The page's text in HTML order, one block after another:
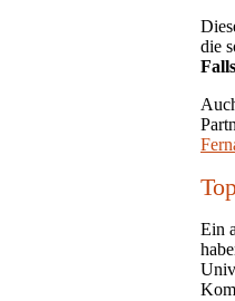
die
Ein